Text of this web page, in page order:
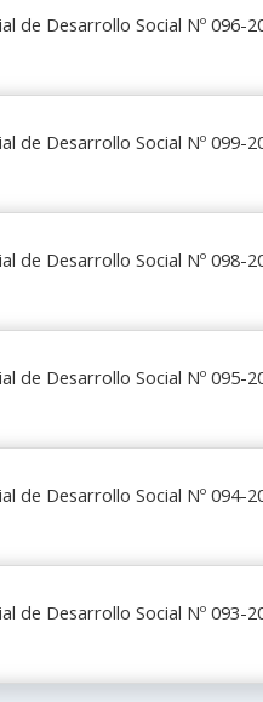
de Desarrollo Social Nº 096-
de Desarrollo Social Nº 099-
de Desarrollo Social Nº 098-
de Desarrollo Social Nº 095-
de Desarrollo Social Nº 094-
de Desarrollo Social Nº 093-